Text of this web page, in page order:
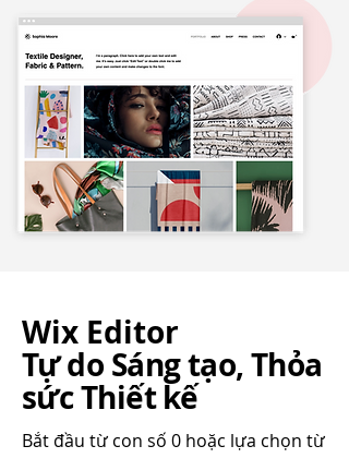
Wix Editor
Tự do Sáng tạo, Thỏa
sức Thiết kế
Bắt đầu từ con số 0 hoặc lựa chọn từ